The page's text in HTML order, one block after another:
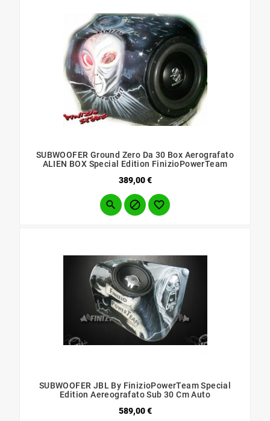
SUBWOOFER Ground Zero Da 30 Box Aerografato
ALIEN BOX Special Edition FinizioPowerTeam
389,00 €Prezzo
  
SUBWOOFER JBL By FinizioPowerTeam Special
Edition Aereografato Sub 30 Cm Auto
589,00 €Prezzo